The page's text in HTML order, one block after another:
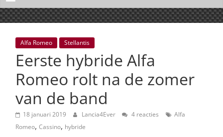
La
Gazetta
dell'Automobile
Italiana
Italiaans
autonieuws
lifestyle
Alfa Romeo Stellantis
Eerste hybride Alfa
Romeo rolt na de zomer
van de band
18 januari 2019 Lancia4Ever 4 reacties
Alfa
Romeo, Cassino, hybride